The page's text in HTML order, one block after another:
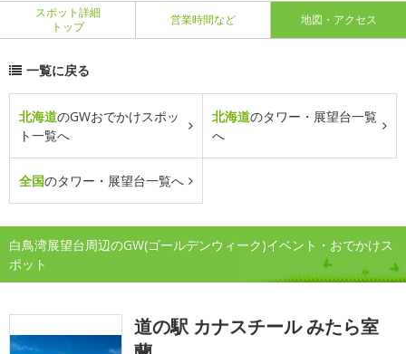
スポット詳細
トップ
営業時間など 地図・アクセス
一覧に戻る
北海道のGWおでかけスポッ
ト一覧へ
北海道のタワー・展望台一覧
へ
全国のタワー・展望台一覧へ
白鳥湾展望台周辺のGW(ゴールデンウィーク)イベント・おでかけス
ポット
道の駅 カナスチール みたら室